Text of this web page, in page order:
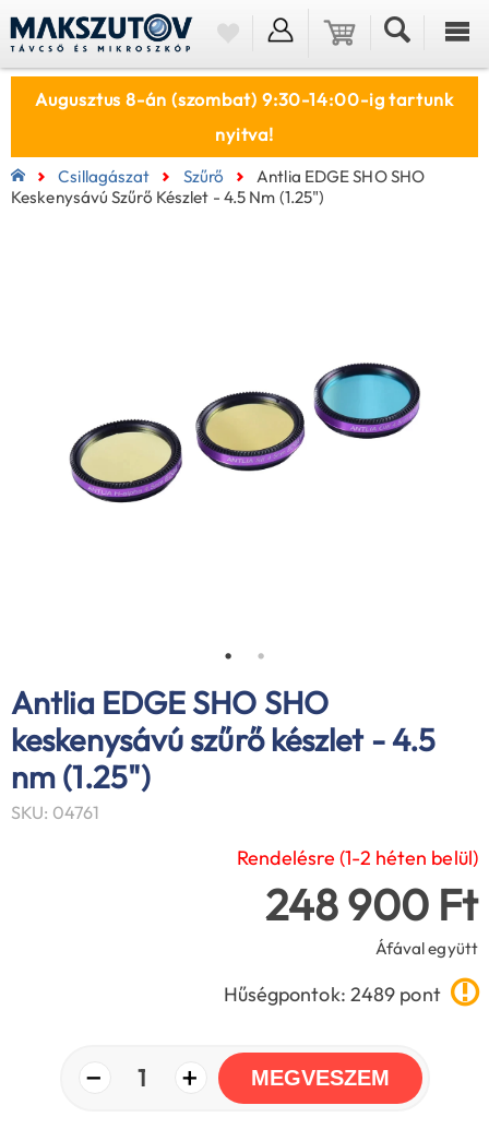
Augusztus 8-án (szombat) 9:30-14:00-ig tartunk
nyitva!
Csillagászat Szűrő
Antlia EDGE SHO SHO
Keskenysávú Szűrő Készlet - 4.5 Nm (1.25")
Antlia EDGE SHO SHO
keskenysávú szűrő készlet - 4.5
nm (1.25")
SKU: 04761
Rendelésre (1-2 héten belül)
248 900 Ft
Áfával együtt
Hűségpontok: 2489 pont
− 1 + MEGVESZEM